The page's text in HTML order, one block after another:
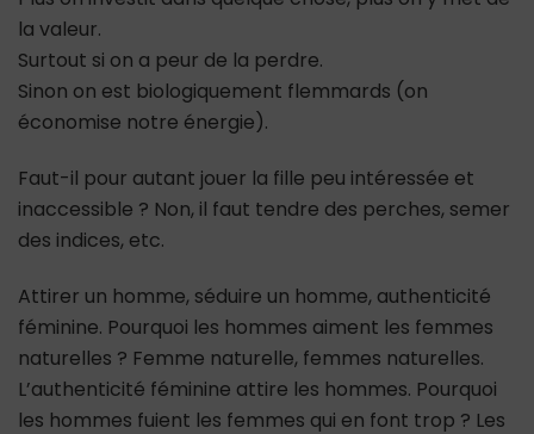
la valeur.
Surtout si on a peur de la perdre.
Sinon on est biologiquement flemmards (on
économise notre énergie).
Faut-il pour autant jouer la fille peu intéressée et
inaccessible ? Non, il faut tendre des perches, semer
des indices, etc.
Attirer un homme, séduire un homme, authenticité
féminine. Pourquoi les hommes aiment les femmes
naturelles ? Femme naturelle, femmes naturelles.
L’authenticité féminine attire les hommes. Pourquoi
les hommes fuient les femmes qui en font trop ? Les